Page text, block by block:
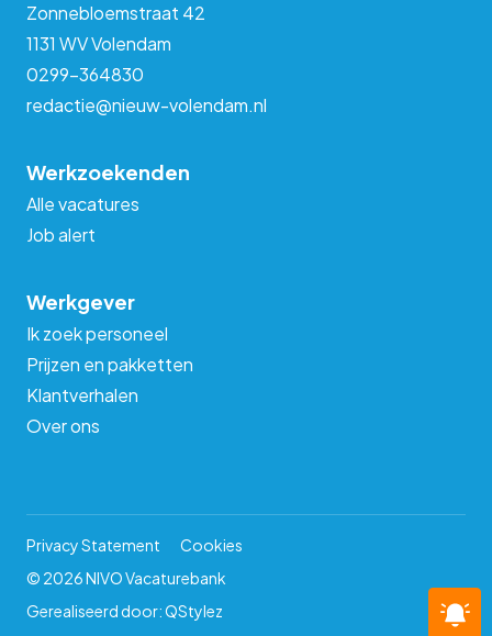
Zonnebloemstraat 42
1131 WV Volendam
0299-364830
redactie@nieuw-volendam.nl
Werkzoekenden
Alle vacatures
Job alert
Werkgever
Ik zoek personeel
Prijzen en pakketten
Klantverhalen
Over ons
Privacy Statement
Cookies
© 2026 NIVO Vacaturebank
Gerealiseerd door:QStylez